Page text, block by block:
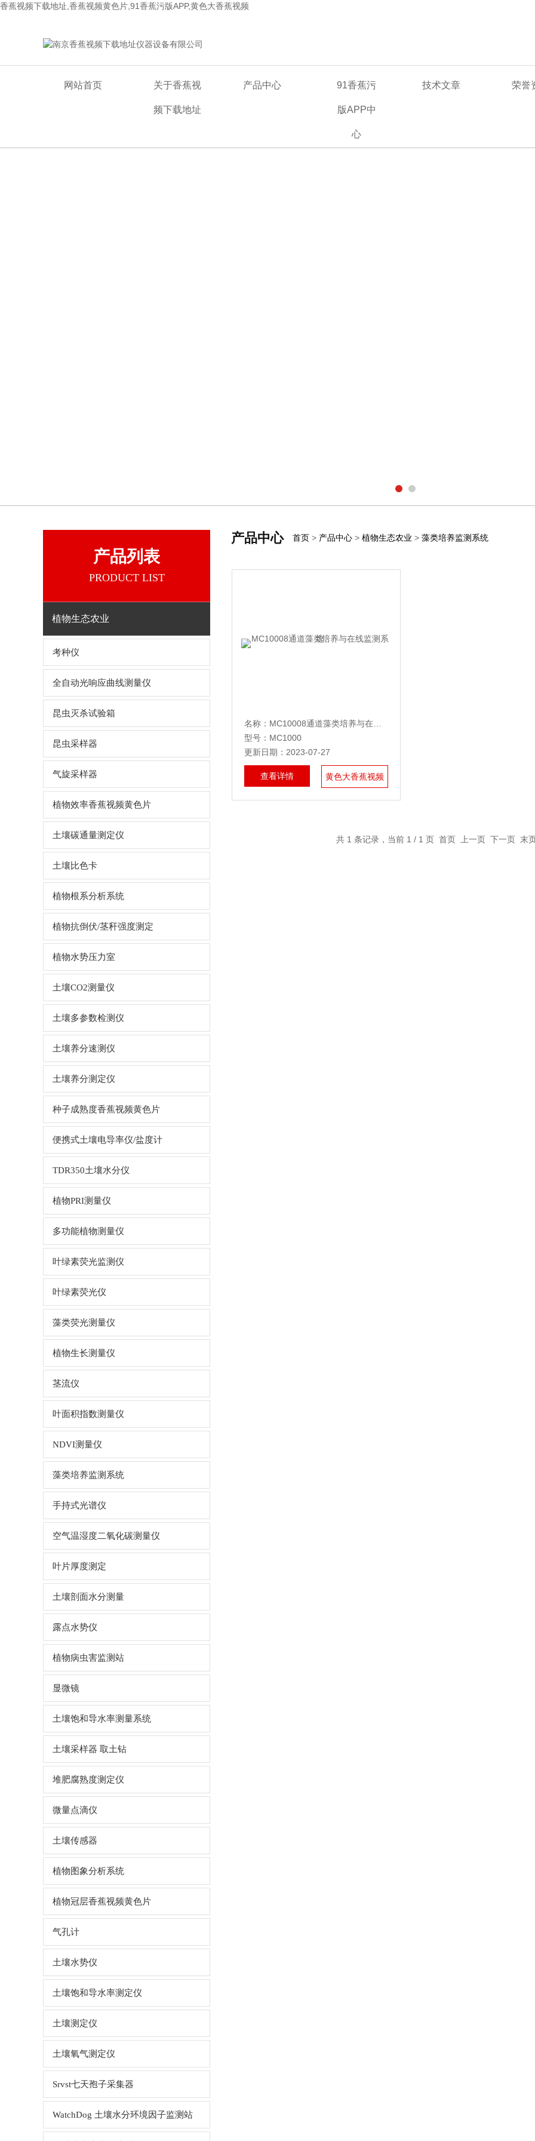
香蕉视频下载地址,香蕉视频黄色片,91香蕉污版APP,黄色大香蕉视频
网站首页 关于香蕉视
频下载地址
产品中心 91香蕉污
版APP中
心
技术文章 荣誉
产品列表
PRODUCT LIST
植物生态农业
考种仪
全自动光响应曲线测量仪
昆虫灭杀试验箱
昆虫采样器
气旋采样器
植物效率香蕉视频黄色片
土壤碳通量测定仪
土壤比色卡
植物根系分析系统
植物抗倒伏/茎秆强度测定
植物水势压力室
土壤CO2测量仪
土壤多参数检测仪
土壤养分速测仪
土壤养分测定仪
种子成熟度香蕉视频黄色片
便携式土壤电导率仪/盐度计
TDR350土壤水分仪
植物PRI测量仪
多功能植物测量仪
叶绿素荧光监测仪
叶绿素荧光仪
藻类荧光测量仪
植物生长测量仪
茎流仪
叶面积指数测量仪
NDVI测量仪
藻类培养监测系统
手持式光谱仪
空气温湿度二氧化碳测量仪
叶片厚度测定
土壤剖面水分测量
露点水势仪
植物病虫害监测站
显微镜
土壤饱和导水率测量系统
土壤采样器 取土钻
堆肥腐熟度测定仪
微量点滴仪
土壤传感器
植物图象分析系统
植物冠层香蕉视频黄色片
气孔计
土壤水势仪
土壤饱和导水率测定仪
土壤测定仪
土壤氧气测定仪
Srvst七天孢子采集器
WatchDog 土壤水分环境因子监测站
产品中心 首页 > 产品中心 > 植物生态农业 > 藻类培养监测系统
型号：MC1000
更新日期：2023-07-27
查看详情 黄色大香蕉视频
共 1 条记录，当前 1 / 1 页 首页 上一页 下一页